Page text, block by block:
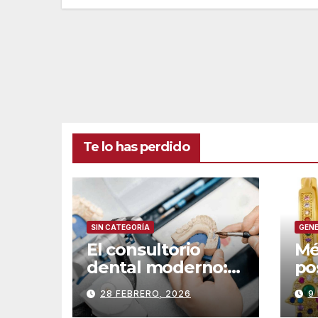
Te lo has perdido
SIN CATEGORÍA
El consultorio
dental moderno:
Configuración de
su laboratorio
28 FEBRERO, 2026 9